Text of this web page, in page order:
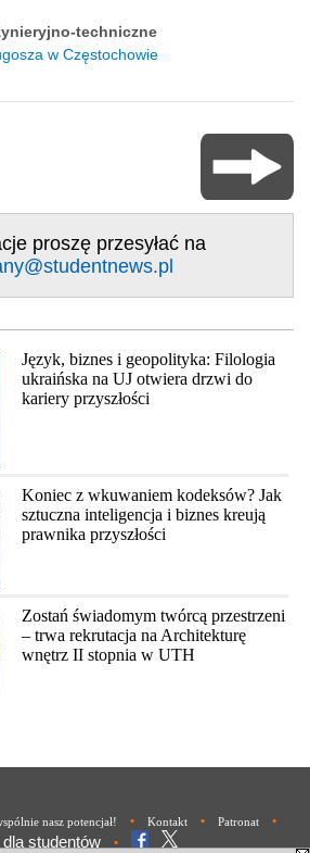
techniczne
w Częstochowie
proszę przesyłać na
Język, biznes i geopolityka: Filologia
ukraińska na UJ otwiera drzwi do
kariery przyszłości
Koniec z wkuwaniem kodeksów? Jak
sztuczna inteligencja i biznes kreują
prawnika przyszłości
Zostań świadomym twórcą przestrzeni
– trwa rekrutacja na Architekturę
wnętrz II stopnia w UTH
nasz potencjał! • Kontakt • Patronat •
studentów •